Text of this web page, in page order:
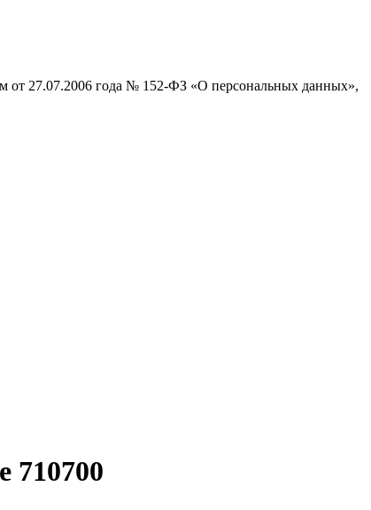
от 27.07.2006 года № 152-ФЗ «О персональных данных»,
710700